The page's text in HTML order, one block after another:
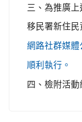
三、為推廣
移民署新住民
網路社群媒體
順利執行。
四、檢附活動